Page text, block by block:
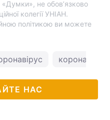
«Думки», не обов’язково
колегії УНІАН.
політикою ви можете
коронавірус
НАС